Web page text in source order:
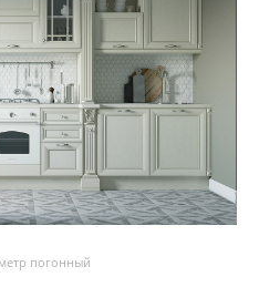
погонный